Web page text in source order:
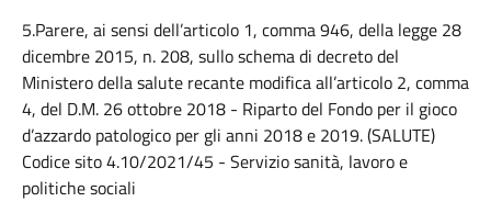
5.Parere, ai sensi dell’articolo 1, comma 946, della legge 28
dicembre 2015, n. 208, sullo schema di decreto del
Ministero della salute recante modifica all’articolo 2, comma
4, del D.M. 26 ottobre 2018 - Riparto del Fondo per il gioco
d’azzardo patologico per gli anni 2018 e 2019. (SALUTE)
Codice sito 4.10/2021/45 - Servizio sanità, lavoro e
politiche sociali